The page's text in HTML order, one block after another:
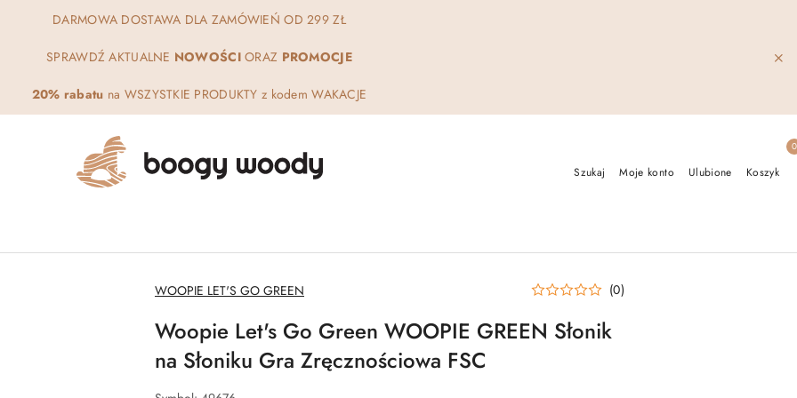
DARMOWA DOSTAWA DLA ZAMÓWIEŃ OD 299 ZŁ
SPRAWDŹ AKTUALNE NOWOŚCIORAZ PROMOCJE
20% rabatu na WSZYSTKIE PRODUKTY z kodem WAKACJE
Szukaj Moje konto Ulubione Koszyk
0
NAZWA
PRODUCENTA:
WOOPIE LET'S GO GREEN (0)
Woopie Let's Go Green WOOPIE GREEN Słonik
na Słoniku Gra Zręcznościowa FSC